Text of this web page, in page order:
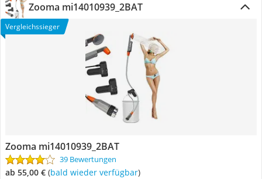
Zooma mi14010939_2BAT
Vergleichssieger
Zooma mi14010939_2BAT
39 Bewertungen
ab 55,00 € ( Bald wieder verfügbar)